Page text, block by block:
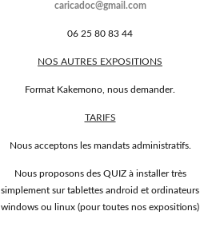
caricadoc@gmail.com
06 25 80 83 44
NOS AUTRES EXPOSITIONS
Format Kakemono, nous demander.
TARIFS
Nous acceptons les mandats administratifs.
Nous proposons des QUIZ à installer très
simplement sur tablettes android et ordinateurs
windows ou linux (pour toutes nos expositions)